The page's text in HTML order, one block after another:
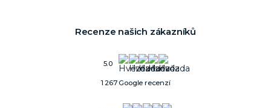
Recenze našich zákazníků
5.0
1 267 Google recenzí